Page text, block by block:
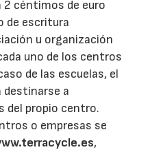
2 céntimos de euro
de escritura
u organización
uno de los centros
de las escuelas, el
destinarse a
del propio centro.
o empresas se
,